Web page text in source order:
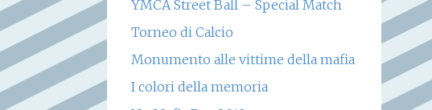
YMCA Street Ball – Special Match
Torneo di Calcio
Monumento alle vittime della mafia
I colori della memoria